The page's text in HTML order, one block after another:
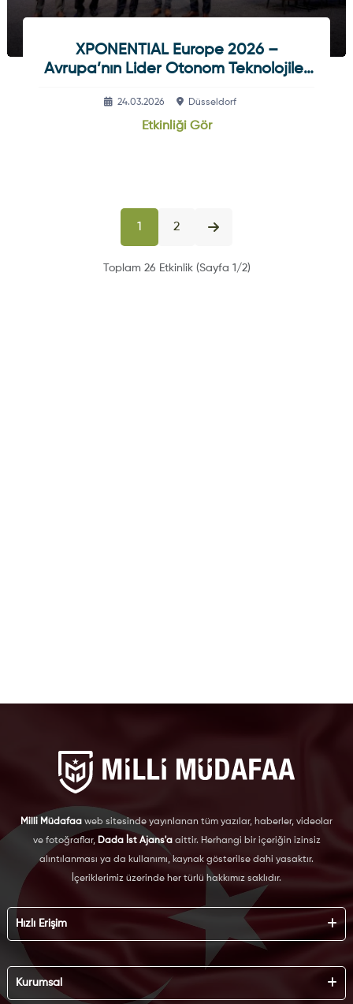
XPONENTIAL Europe 2026 –
Avrupa’nın Lider Otonom Teknolojiler
Düsseldorf
24.03.2026 Düsseldorf
Etkinliği Gör
1 2
Toplam 26 Etkinlik (Sayfa 1/2)
Milli Müdafaa web sitesinde yayınlanan tüm yazılar, haberler, videolar
ve fotoğraflar, Dada İst Ajans'aaittir. Herhangi bir içeriğin izinsiz
alıntılanması ya da kullanımı, kaynak gösterilse dahi yasaktır.
İçeriklerimiz üzerinde her türlü hakkımız saklıdır.
Hızlı Erişim
Künye
Reklam
Kurumsal